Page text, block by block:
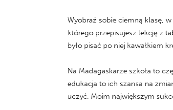
Wyobraź sobie ciemną klasę,
którego przepisujesz lekcję z
było pisać po niej kawałkiem
Na Madagaskarze szkoła to
edukacja to ich szansa na
uczyć. Moim największym